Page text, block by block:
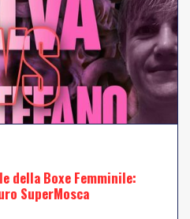
della Boxe Femminile:
SuperMosca